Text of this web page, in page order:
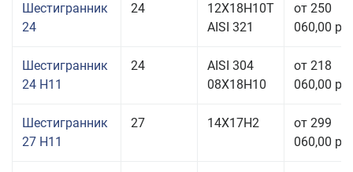
Шестигранник
24
24
12Х18Н10Т
AISI 321
от 250
060,00
Шестигранник
24 H11
24
AISI 304
08Х18Н10
от 218
060,00
Шестигранник
27 H11
27 14Х17Н2
от 299
060,00